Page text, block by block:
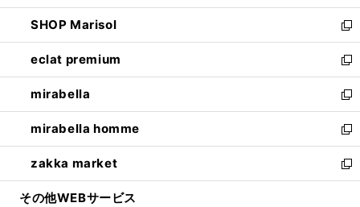
開
く
ウ
で
開
く
ン
ド
ウ
で
開
く
ウ
ィ
ン
ド
ウ
で
開
く
し
い
ウ
ィ
ン
ド
ウ
で
開
く
SHOP Marisol
新
し
い
ウ
ィ
ン
ド
ウ
で
開
eclat premium
新
し
い
ウ
ィ
ン
ド
ウ
mirabella
新
し
い
ウ
ィ
ン
mirabella homme
新
し
い
ウ
zakka market
新
し
その他WEBサービス